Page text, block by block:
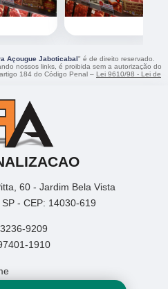
Açougue Jaboticabal" é de direito reservado.
nossos links, é proibida sem a autorização do
184 do Código Penal – Lei 9610/98 - Lei de
60 - Jardim Bela Vista
- CEP: 14030-619
9209
1910